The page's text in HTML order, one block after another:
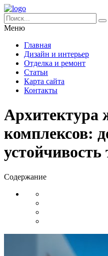
Меню
Главная
Дизайн и интерьер
Отделка и ремонт
Статьи
Карта сайта
Контакты
Архитектура
комплексов:
устойчивость
Содержание